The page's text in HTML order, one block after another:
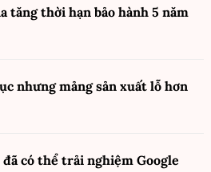
tăng thời hạn bảo hành 5 năm
nhưng mảng sản xuất lỗ hơn
có thể trải nghiệm Google